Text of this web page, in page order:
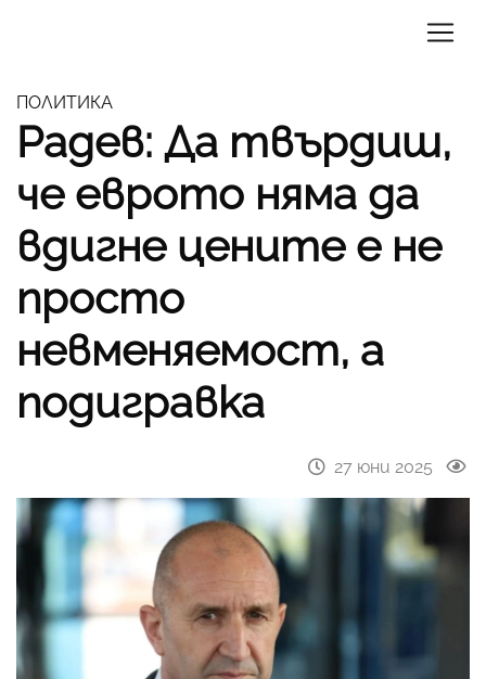
ПОЛИТИКА
Радев: Да твърдиш,
че еврото няма да
вдигне цените е не
просто
невменяемост, а
подигравка
27 юни 2025